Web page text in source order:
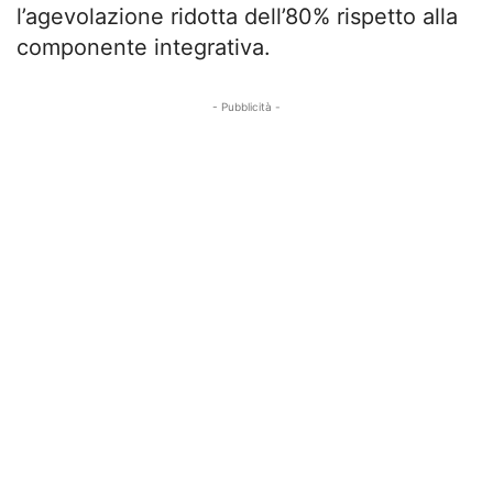
l’agevolazione ridotta dell’80% rispetto alla
componente integrativa.
- Pubblicità -